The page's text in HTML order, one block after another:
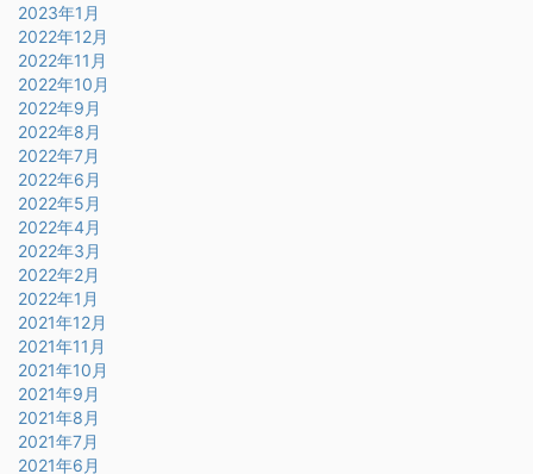
2023年1月
2022年12月
2022年11月
2022年10月
2022年9月
2022年8月
2022年7月
2022年6月
2022年5月
2022年4月
2022年3月
2022年2月
2022年1月
2021年12月
2021年11月
2021年10月
2021年9月
2021年8月
2021年7月
2021年6月